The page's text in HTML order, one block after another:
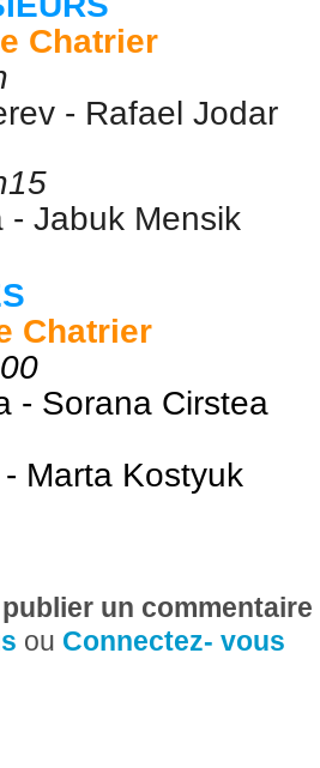
Chatrier
- Rafael Jodar
- Jabuk Mensik
Chatrier
- Sorana Cirstea
Marta Kostyuk
un
ou Connectez- vous